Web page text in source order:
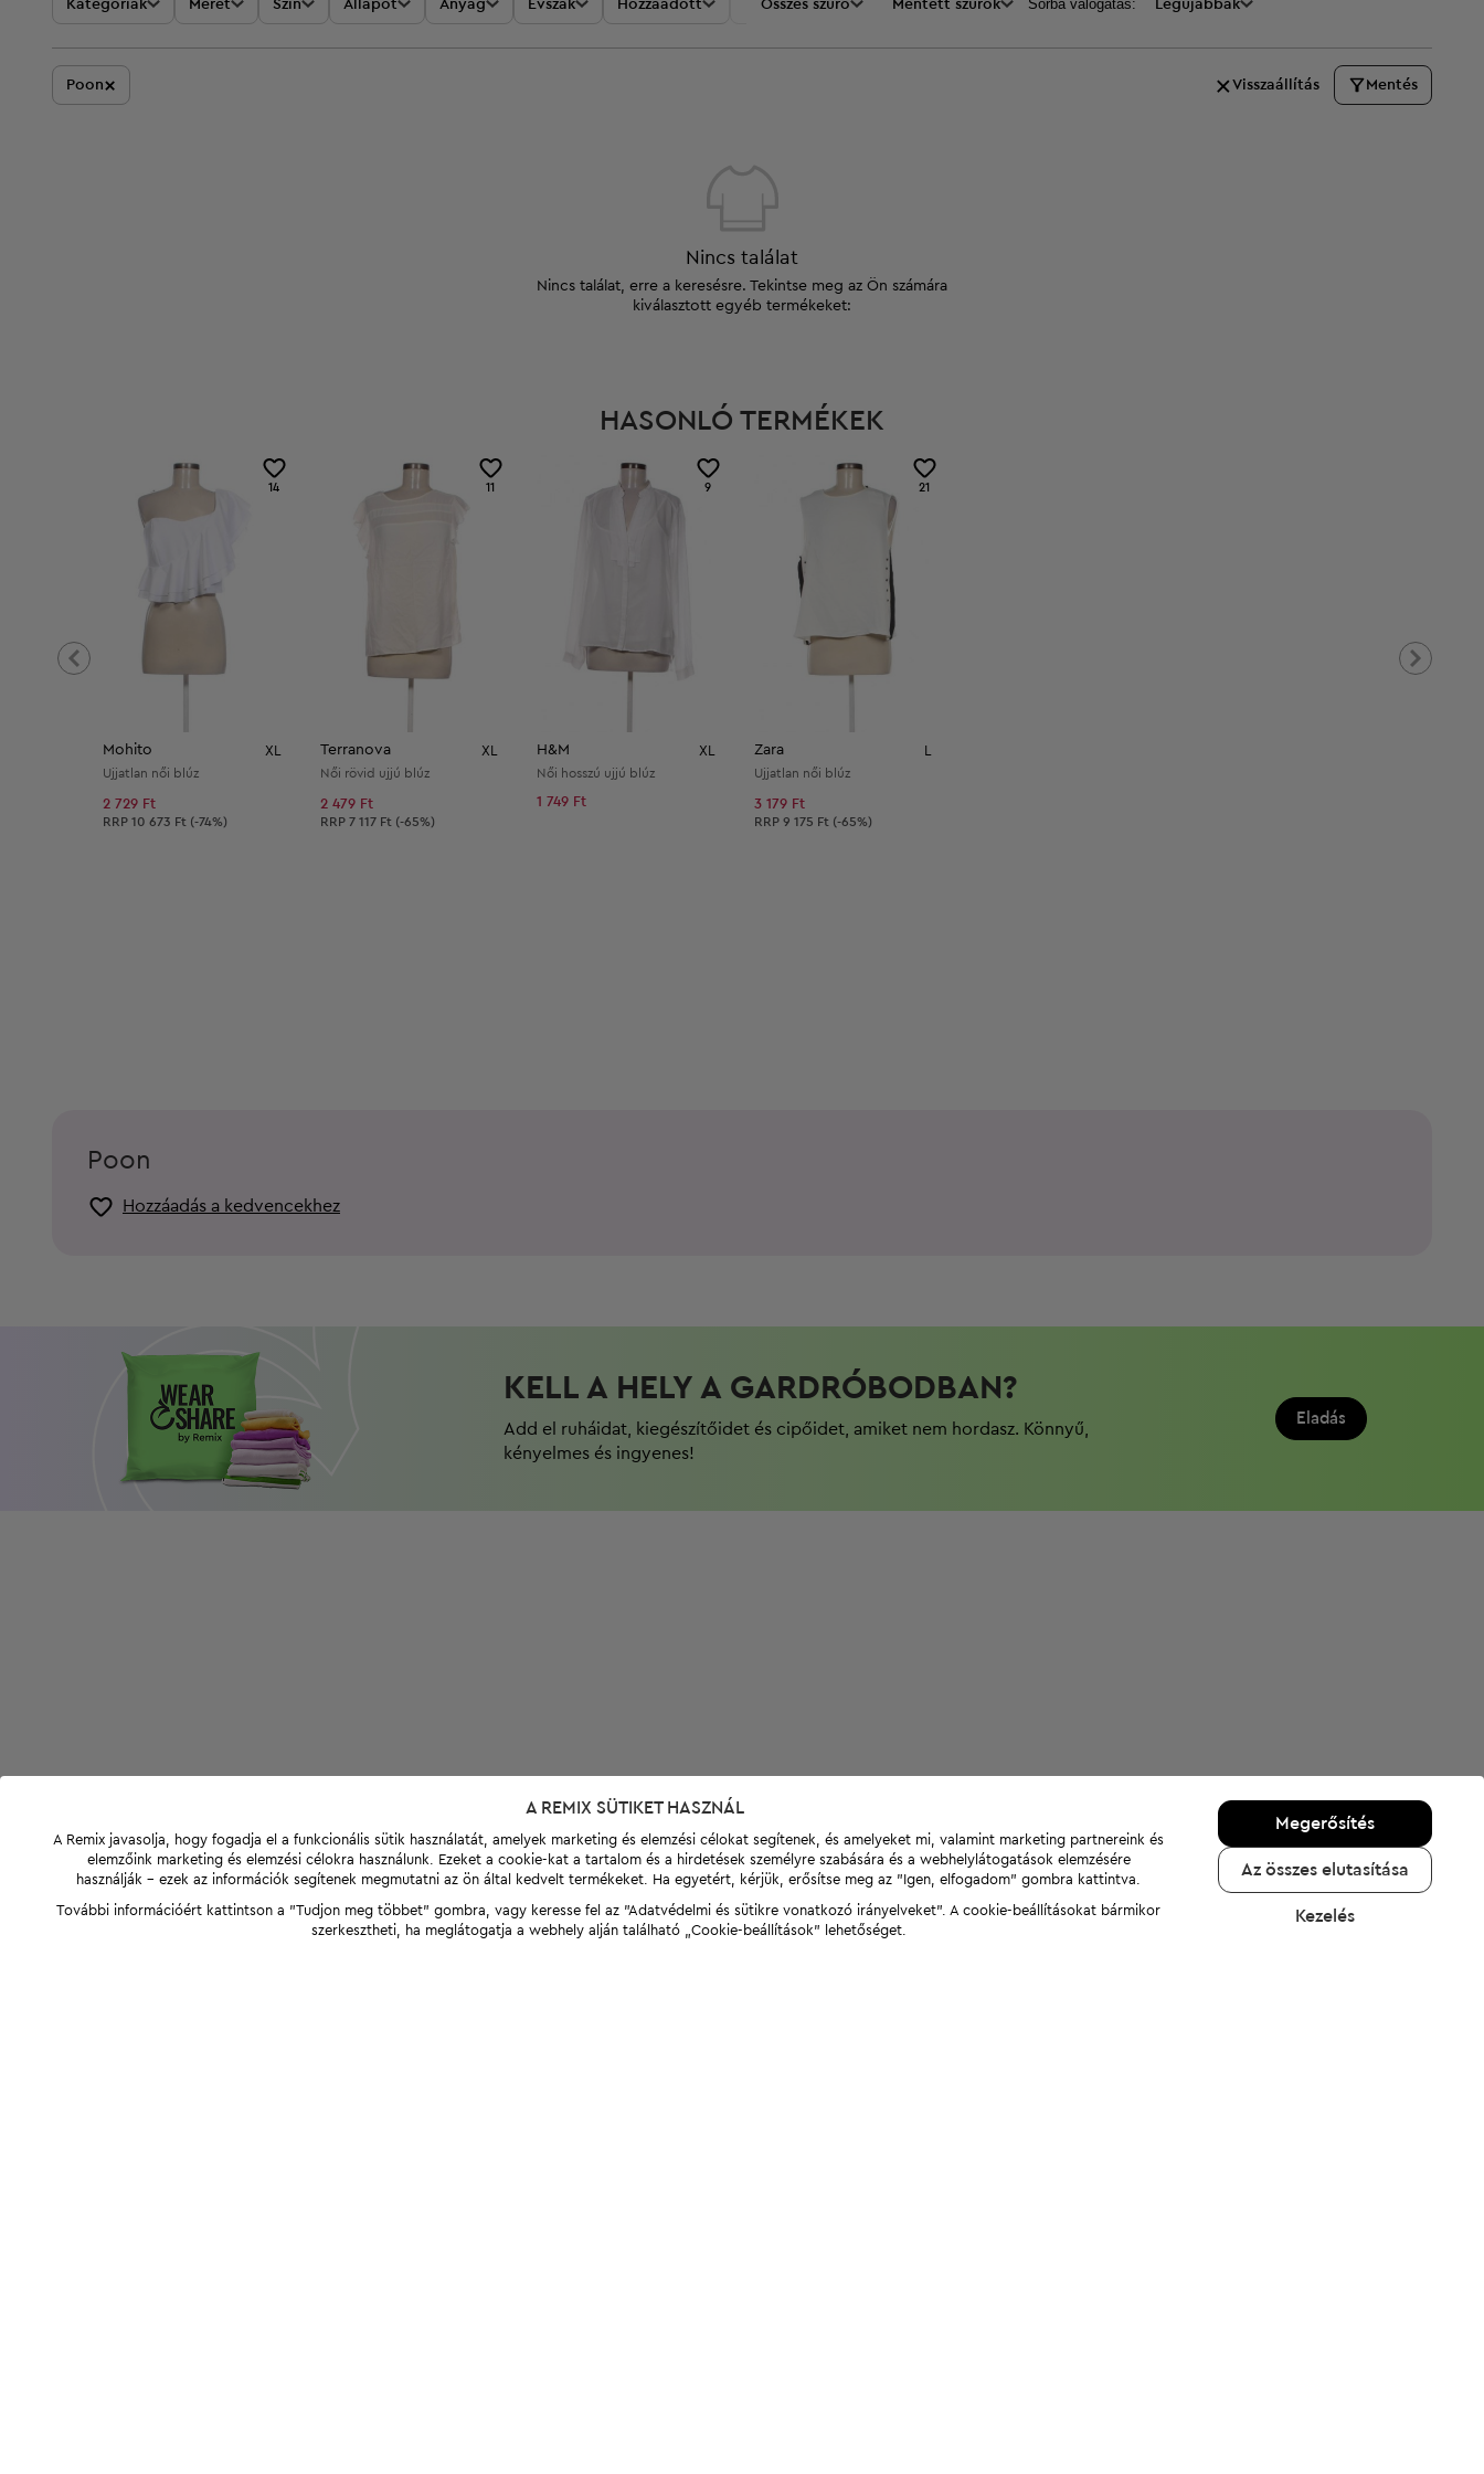
Kategóriák Méret Szín Állapot Anyag Évszak Hozzáadott Akciók Ár
Összes szűrő Mentett szűrők Sorba válogatás: Legújabbak
Poon× Visszaállítás Mentés
Nincs találat
Nincs találat, erre a keresésre. Tekintse meg az Ön számára
kiválasztott egyéb termékeket:
HASONLÓ TERMÉKEK
14
Mohito XL
Ujjatlan női blúz
2 729 Ft
Ajánlott ár:
RRP 10 673 Ft (-74%)
11
Terranova XL
Női rövid ujjú blúz
2 479 Ft
Ajánlott ár:
RRP 7 117 Ft (-65%)
9
H&M XL
Női hosszú ujjú blúz
1 749 Ft
21
Zara L
Ujjatlan női blúz
3 179 Ft
Ajánlott ár:
RRP 9 175 Ft (-65%)
Poon
Hozzáadás a kedvencekhez
KELL A HELY A GARDRÓBODBAN?
Add el ruháidat, kiegészítőidet és cipőidet, amiket nem hordasz. Könnyű,
kényelmes és ingyenes!
Eladás
A REMIX SÜTIKET HASZNÁL
A Remix javasolja, hogy fogadja el a funkcionális sütik használatát, amelyek marketing és elemzési célokat segítenek, és amelyeket mi, valamint marketing partnereink és
elemzőink marketing és elemzési célokra használunk. Ezeket a cookie-kat a tartalom és a hirdetések személyre szabására és a webhelylátogatások elemzésére
használják - ezek az információk segítenek megmutatni az ön által kedvelt termékeket. Ha egyetért, kérjük, erősítse meg az "Igen, elfogadom" gombra kattintva.
További információért kattintson a "Tudjon meg többet" gombra, vagy keresse fel az "Adatvédelmi és sütikre vonatkozó irányelveket". A cookie-beállításokat bármikor
szerkesztheti, ha meglátogatja a webhely alján található „Cookie-beállítások” lehetőséget.
Megerősítés
Az összes elutasítása
Kezelés